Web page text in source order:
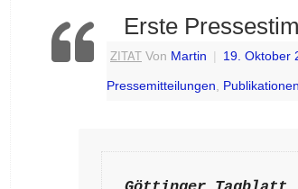
Erste
ZITAT Von Martin 19. Oktober
Pressemitteilungen, Publikationen